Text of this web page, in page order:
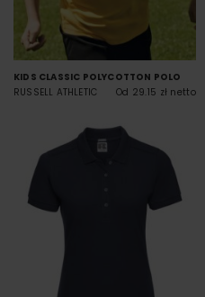
KIDS CLASSIC POLYCOTTON POLO
RUSSELL ATHLETIC
Od 29.15 zł netto